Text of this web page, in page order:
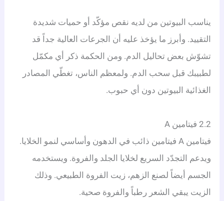
يناسب البيوتين من لديه نقص مؤكّد أو حميات شديدة
التقييد. وأبرز ما يؤخذ عليه أن الجرعات العالية جداً قد
تشوّش بعض تحاليل الدم. ومن الحكمة ذكر أي مكمّل
لطبيبك قبل سحب الدم. ولمعظم الناس، تغطّي المصادر
الغذائية البيوتين دون أي حبوب.
2.2 فيتامين A
فيتامين A فيتامين ذائب في الدهون وأساسي لنمو الخلايا.
ويدعم التجدّد السريع لخلايا الجلد والفروة. ويستخدمه
الجسم أيضاً لصنع الزهم، زيت الفروة الطبيعي. وذلك
الزيت يبقي الشعر رطباً والفروة صحية.